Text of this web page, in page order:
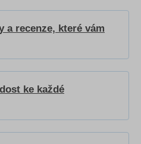
a recenze, které vám
ke každé